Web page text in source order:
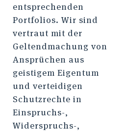
entsprechenden
Portfolios. Wir sind
vertraut mit der
Geltendmachung von
Ansprüchen aus
geistigem Eigentum
und verteidigen
Schutzrechte in
Einspruchs-,
Widerspruchs-,